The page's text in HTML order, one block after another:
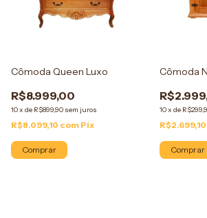
Cômoda Queen Luxo
R$8.999,00
10x de R$899,90 sem juros
R$8.099,10 com Pix
Comprar
Cômoda
10x de
R$2.699,10
Comprar